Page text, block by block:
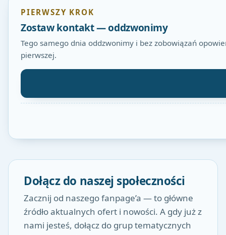
PIERWSZY KROK
Zostaw kontakt — oddzwonimy
Tego samego dnia oddzwonimy i bez zobowiązań
pierwszej.
Dołącz do naszej społeczności
Zacznij od naszego fanpage’a — to główne
źródło aktualnych ofert i nowości. A gdy już z
nami jesteś, dołącz do grup tematycznych